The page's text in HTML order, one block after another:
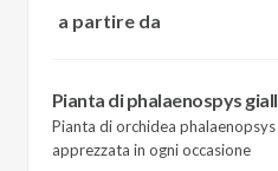
a partire da
Pianta di phalaenospys
Pianta di orchidea
apprezzata in ogni occasione